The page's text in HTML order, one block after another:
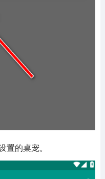
的桌宠。